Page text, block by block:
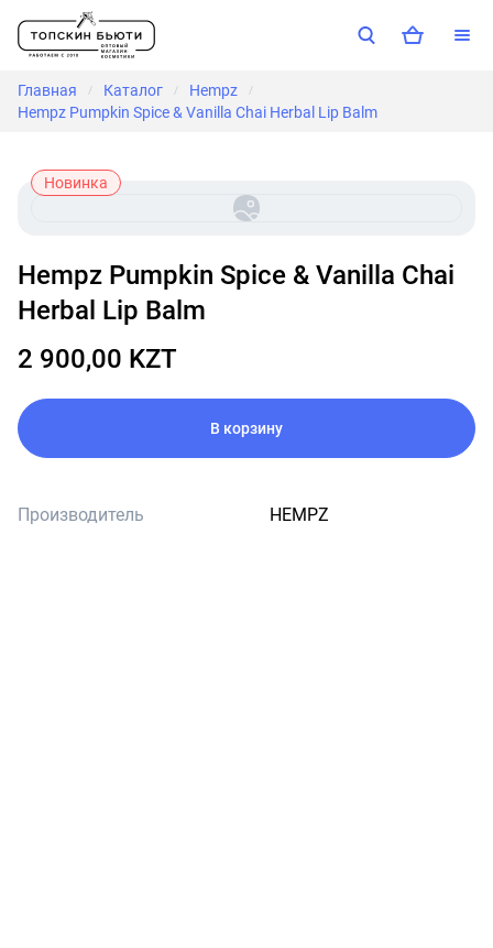
Главная / Каталог / Hempz /
Hempz Pumpkin Spice & Vanilla Chai Herbal Lip Balm
Новинка
Hempz Pumpkin Spice & Vanilla Chai
Herbal Lip Balm
2 900,00 KZT
В корзину
Производитель HEMPZ